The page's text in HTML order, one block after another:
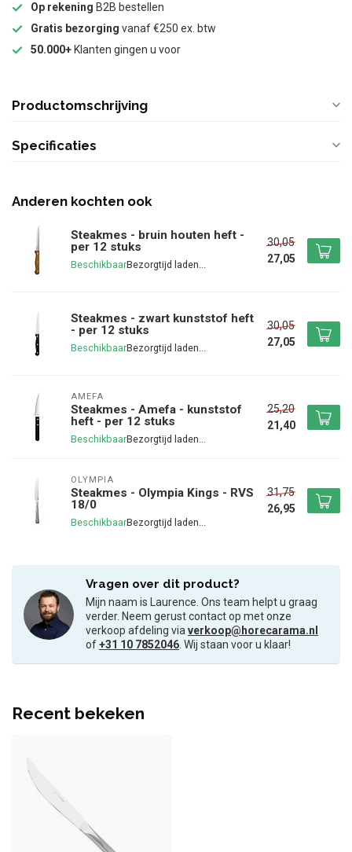
Op rekening B2B bestellen
Gratis bezorging vanaf €250 ex. btw
50.000+ Klanten gingen u voor
Productomschrijving
Specificaties
Anderen kochten ook
Steakmes - bruin houten heft -
per 12 stuks
Beschikbaar
30,05
27,05
Steakmes - zwart kunststof heft
- per 12 stuks
Beschikbaar
30,05
27,05
AMEFA
Steakmes - Amefa - kunststof
heft - per 12 stuks
Beschikbaar
25,20
21,40
OLYMPIA
Steakmes - Olympia Kings - RVS
18/0
Beschikbaar
31,75
26,95
Vragen over dit product?
Mijn naam is Laurence. Ons team helpt u graag
verder. Neem gerust contact op met onze
verkoop afdeling viaverkoop@horecarama.nl
of+31 10 7852046. Wij staan voor u klaar!
Recent bekeken